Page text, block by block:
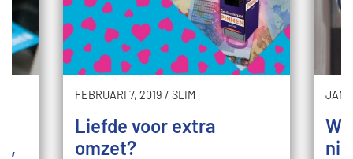
FEBRUARI 7, 2019 / SLIM
Liefde voor extra
omzet?